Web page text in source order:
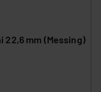
mm (Messing)